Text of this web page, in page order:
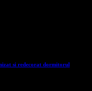
si redecorat dormitorul